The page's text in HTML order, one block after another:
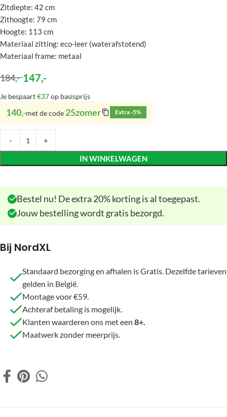
Zitdiepte: 42 cm
Zithoogte: 79 cm
Hoogte: 113 cm
Materiaal zitting: eco-leer (waterafstotend)
Materiaal frame: metaal
184,- 147,-
Je bespaart€37op basisprijs
140,-met de code 25zomer Extra -5%
IN WINKELWAGEN
Bestel nu! De extra 20% korting is al toegepast.
Jouw bestelling wordt gratis bezorgd.
Bij NordXL
Standaard bezorging en afhalen is Gratis. Dezelfde tarieven
gelden in België.
Montage voor €59.
Achteraf betaling is mogelijk.
Klanten waarderen ons met een 8+.
Maatwerk zonder meerprijs.